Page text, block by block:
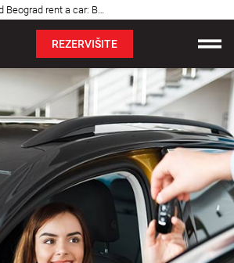
Jeftin auto za vikend Beograd rent a car: Bel✓
pitanja
REZERVIŠITE